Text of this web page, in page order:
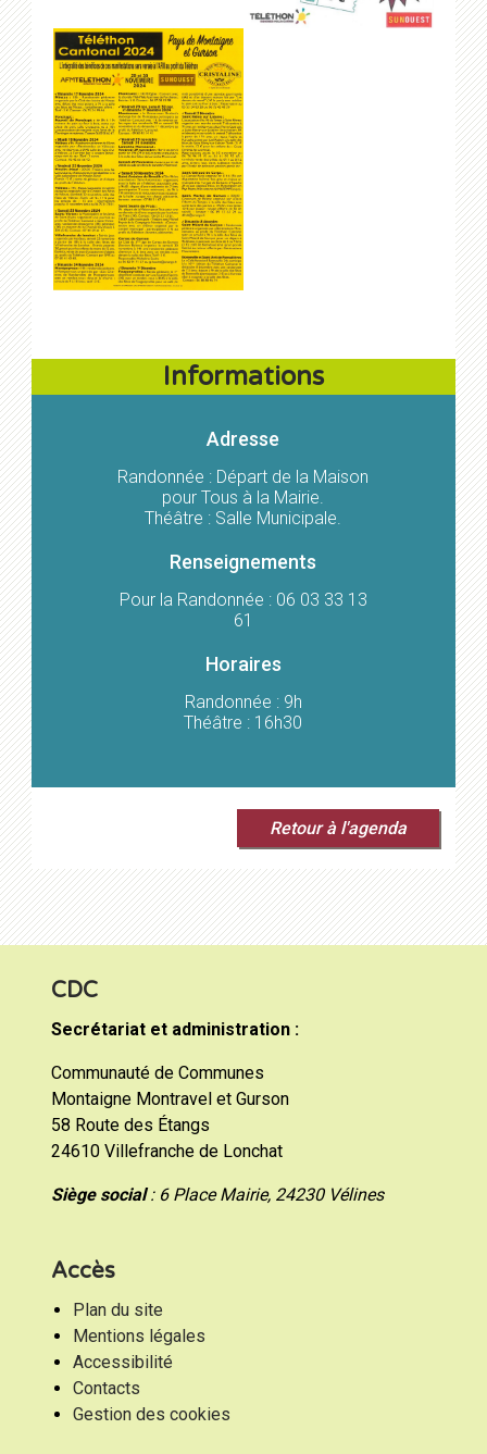
Informations
Adresse
Randonnée : Départ de la Maison
pour Tous à la Mairie.
Théâtre : Salle Municipale.
Renseignements
Pour la Randonnée : 06 03 33 13
61
Horaires
Randonnée : 9h
Théâtre : 16h30
Retour à l'agenda
CDC
Secrétariat et administration :
Communauté de Communes
Montaigne Montravel et Gurson
58 Route des Étangs
24610 Villefranche de Lonchat
Siège social: 6 Place Mairie, 24230 Vélines
Accès
Plan du site
Mentions légales
Accessibilité
Contacts
Gestion des cookies